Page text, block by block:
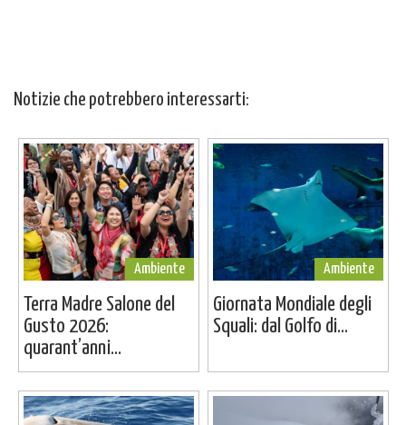
Notizie che potrebbero interessarti:
Ambiente
Terra Madre Salone del
Gusto 2026:
quarant’anni...
Ambiente
Giornata Mondiale degli
Squali: dal Golfo di...